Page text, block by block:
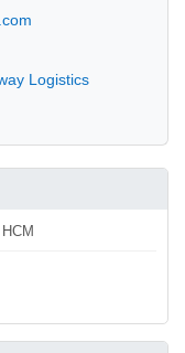
Logistics